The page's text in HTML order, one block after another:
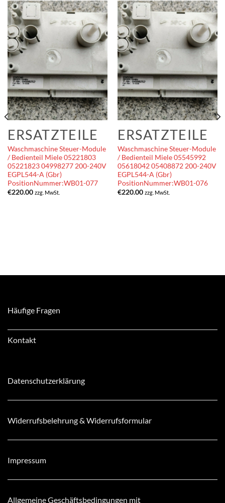
ERSATZTEILE
Waschmaschine Steuer-Module
/ Bedienteil Miele 05221803
05221823 04998277 200-240V
EGPL544-A (Gbr)
PositionNummer:WB01-077
€220.00 zzg. MwSt.
ERSATZTEILE
Waschmaschine Steuer-Module
/ Bedienteil Miele 05545992
05618042 05408872 200-240V
EGPL544-A (Gbr)
PositionNummer:WB01-076
€220.00 zzg. MwSt.
Häufige Fragen
Kontakt
Datenschutzerklärung
Widerrufsbelehrung & Widerrufsformular
Impressum
Allgemeine Geschäftsbedingungen mit